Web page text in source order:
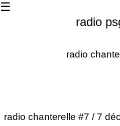
radio
☰
radio
La matinale
radio chanterelle #7 / 7